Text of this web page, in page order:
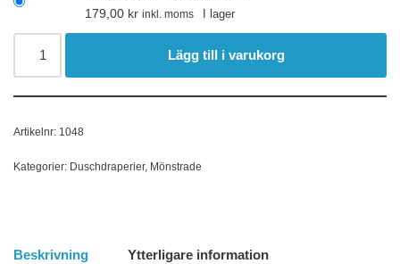
179,00 kr inkl. moms I lager
Lägg till i varukorg
Artikelnr: 1048
Kategorier: Duschdraperier, Mönstrade
Beskrivning Ytterligare information